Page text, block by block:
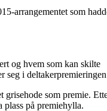
arrangementet som
og hvem som kan skilte
seg i
grisehode som premie.
plass på premiehylla.